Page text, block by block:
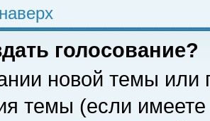
голосование?
новой темы или
темы (если